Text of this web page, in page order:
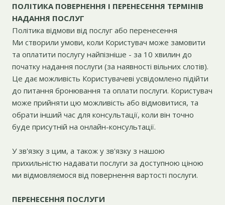
ПОЛІТИКА ПОВЕРНЕННЯ І ПЕРЕНЕСЕННЯ ТЕРМІНІВ
НАДАННЯ ПОСЛУГ
Політика відмови від послуг або перенесення
Ми створили умови, коли Користувач може замовити
та оплатити послугу найпізніше - за 10 хвилин до
початку надання послуги (за наявності вільних слотів).
Це дає можливість Користувачеві усвідомлено підійти
до питання бронювання та оплати послуги. Користувач
може прийняти цю можливість або відмовитися, та
обрати інший час для консультації, коли він точно
буде присутній на онлайн-консультації.
У зв'язку з цим, а також у зв'язку з нашою
прихильністю надавати послуги за доступною ціною
ми відмовляємося від повернення вартості послуги.
ПЕРЕНЕСЕННЯ ПОСЛУГИ